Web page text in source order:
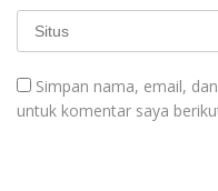
Simpan nama, email,
untuk komentar saya